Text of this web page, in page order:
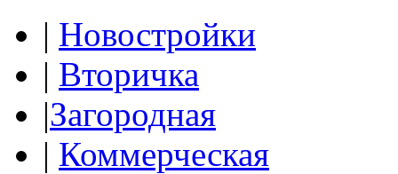
| Новостройки
| Вторичка
|Загородная
| Коммерческая